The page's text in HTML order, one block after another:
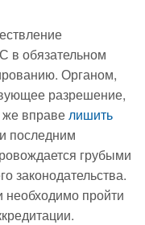
в обязательном
Органом,
разрешение,
вправелишить
последним
грубыми
законодательства.
необходимо пройти